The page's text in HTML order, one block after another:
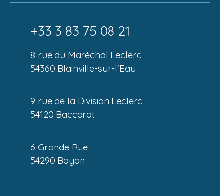
+33 3 83 75 08 21
8 rue du Maréchal Leclerc
54360 Blainville-sur-l'Eau
9 rue de la Division Leclerc
54120 Baccarat
6 Grande Rue
54290 Bayon